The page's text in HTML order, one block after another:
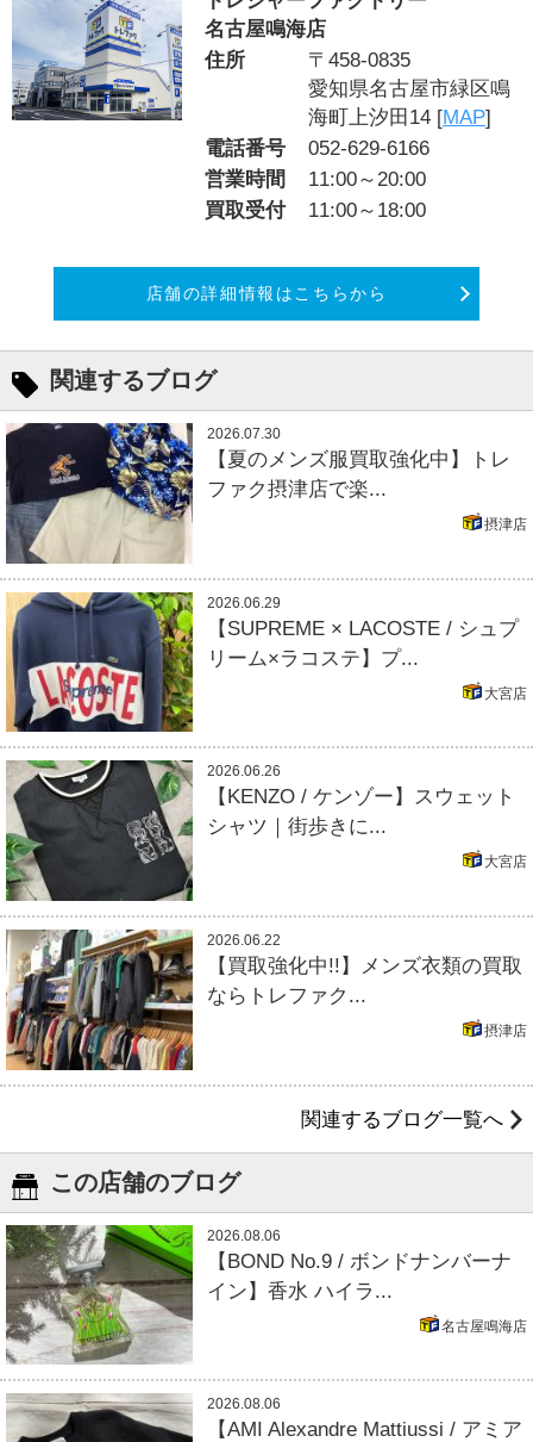
名古屋鳴海店
住所
〒458-0835
愛知県名古屋市緑区鳴
海町上汐田14 [MAP]
電話番号
052-629-6166
営業時間
11:00～20:00
買取受付
11:00～18:00
店舗の詳細情報はこちらから
関連するブログ
2026.07.30
【夏のメンズ服買取強化中】トレ
ファク摂津店で楽...
摂津店
2026.06.29
【SUPREME × LACOSTE / シュプ
リーム×ラコステ】プ...
大宮店
2026.06.26
【KENZO / ケンゾー】スウェット
シャツ｜街歩きに...
大宮店
2026.06.22
【買取強化中!!】メンズ衣類の買取
ならトレファク...
摂津店
関連するブログ一覧へ
この店舗のブログ
2026.08.06
【BOND No.9 / ボンドナンバーナ
イン】香水 ハイラ...
名古屋鳴海店
2026.08.06
【AMI Alexandre Mattiussi / アミア